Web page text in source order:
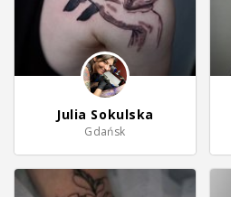
Julia Sokulska
Gdańsk